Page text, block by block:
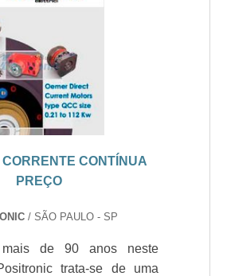
CORRENTE CONTÍNUA
PREÇO
/ SÃO PAULO - SP
de 90 anos neste
trata-se de uma